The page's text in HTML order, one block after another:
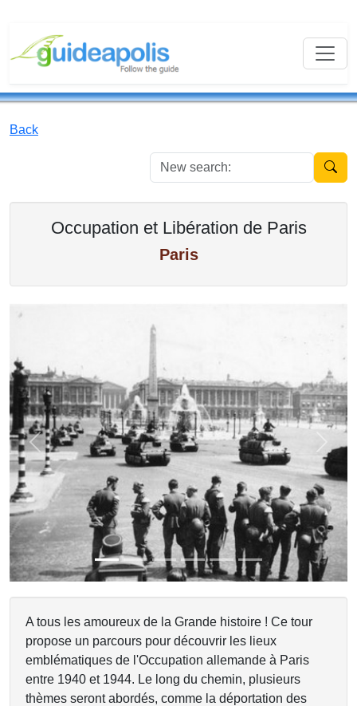
Back
New
Occupation et Libération de Paris
Paris
Previous Next
A tous les amoureux de la Grande histoire ! Ce tour
propose un parcours pour découvrir les lieux
emblématiques de l'Occupation allemande à Paris
entre 1940 et 1944. Le long du chemin, plusieurs
thèmes seront abordés, comme la déportation des